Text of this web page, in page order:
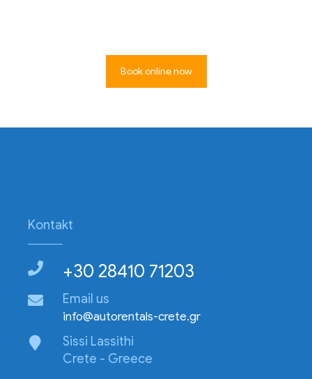
Book online now
Kontakt
+30 28410 71203
Email us
info@autorentals-crete.gr
Sissi Lassithi
Crete - Greece